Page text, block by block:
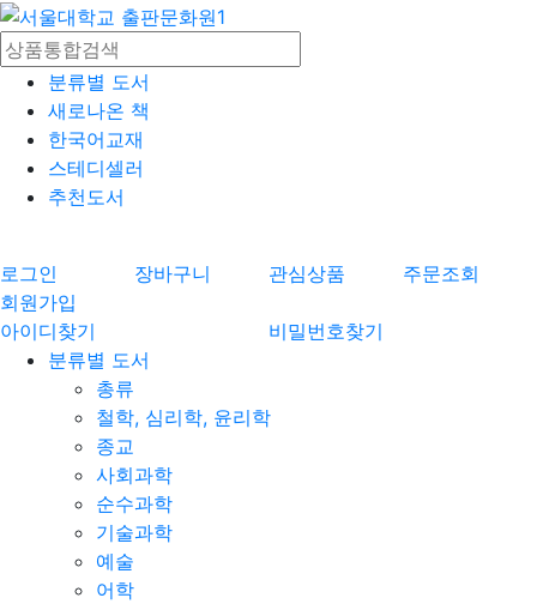
분류별 도서
새로나온 책
한국어교재
스테디셀러
추천도서
로그인 장바구니 관심상품
주문조회
회원가입
아이디찾기
비밀번호찾기
분류별 도서
총류
철학, 심리학, 윤리학
종교
사회과학
순수과학
기술과학
예술
어학